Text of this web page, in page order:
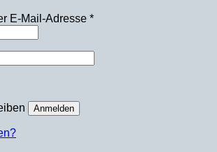
E-Mail-Adresse *Erforderlich
Anmelden